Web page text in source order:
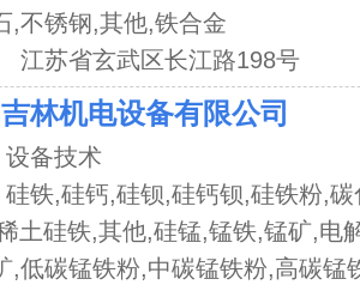
,不锈钢,其他,铁合金
江苏省玄武区长江路198号
林机电设备有限公司
备技术
硅铁,硅钙,硅钡,硅钙钡,硅铁粉,
土硅铁,其他,硅锰,锰铁,锰矿,电
,低碳锰铁粉,中碳锰铁粉,高碳锰